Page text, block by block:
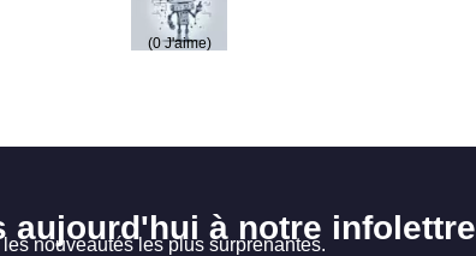
(0J'aime)
aujourd'hui à notre infolettre
nouveautés les plus surprenantes.